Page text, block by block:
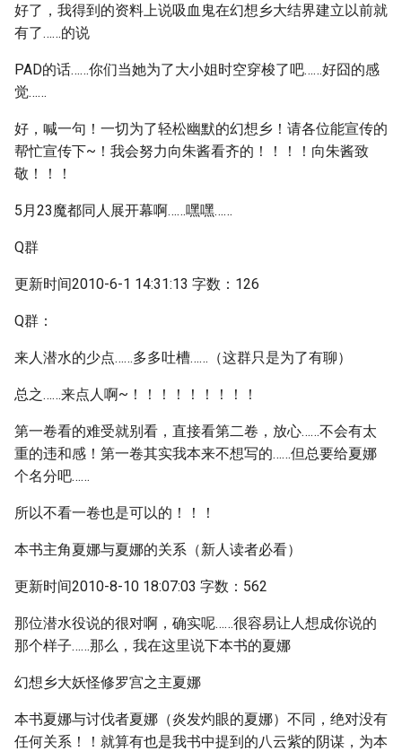
好了，我得到的资料上说吸血鬼在幻想乡大结界建立以前就
有了……的说
PAD的话……你们当她为了大小姐时空穿梭了吧……好囧的感
觉……
好，喊一句！一切为了轻松幽默的幻想乡！请各位能宣传的
帮忙宣传下~！我会努力向朱酱看齐的！！！！向朱酱致
敬！！！
5月23魔都同人展开幕啊……嘿嘿……
Q群
更新时间2010-6-1 14:31:13 字数：126
Q群：
来人潜水的少点……多多吐槽……（这群只是为了有聊）
总之……来点人啊~！！！！！！！！！
第一卷看的难受就别看，直接看第二卷，放心……不会有太
重的违和感！第一卷其实我本来不想写的……但总要给夏娜
个名分吧……
所以不看一卷也是可以的！！！
本书主角夏娜与夏娜的关系（新人读者必看）
更新时间2010-8-10 18:07:03 字数：562
那位潜水役说的很对啊，确实呢……很容易让人想成你说的
那个样子……那么，我在这里说下本书的夏娜
幻想乡大妖怪修罗宫之主夏娜
本书夏娜与讨伐者夏娜（炎发灼眼的夏娜）不同，绝对没有
任何关系！！就算有也是我书中提到的八云紫的阴谋，为本